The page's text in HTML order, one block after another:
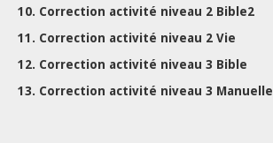
10. Correction activité niveau 2 Bible2
11. Correction activité niveau 2 Vie
12. Correction activité niveau 3 Bible
13. Correction activité niveau 3 Manuelle